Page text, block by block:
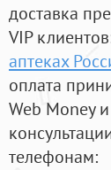
доставка
VIP
аптеках
оплата
Web Money
телефонам: